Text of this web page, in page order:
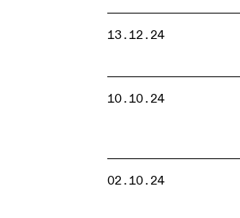
13.12.24
10.10.24
02.10.24